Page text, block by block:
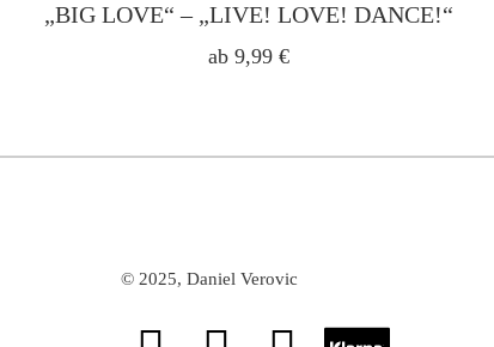
„BIG LOVE“ – „LIVE! LOVE! DANCE!“
ab 9,99 €
© 2025, Daniel Verovic